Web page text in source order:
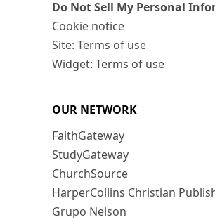
Do Not Sell My Personal
Cookie notice
Site: Terms of use
Widget: Terms of use
OUR NETWORK
FaithGateway
StudyGateway
ChurchSource
HarperCollins Christian
Grupo Nelson